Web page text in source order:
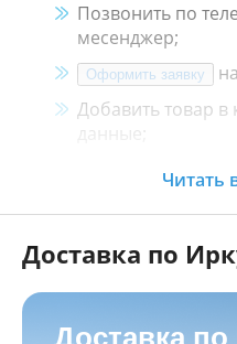
Позвонить по
месенджер;
Оформить заявку
Добавить товар в
данные;
Менеджер
Как оплатить:
Наличными,
картой и картой
Читать
Доставка по
Доставка по